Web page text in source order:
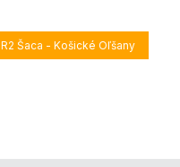
R2 Šaca - Košické Oľšany